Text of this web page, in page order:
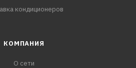
кондиционеров
КОМПАНИЯ
О сети